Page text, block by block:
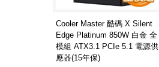
Cooler Master 酷碼 X Silent
Edge Platinum 850W 白金 全
模組 ATX3.1 PCIe 5.1 電源供
應器(15年保)